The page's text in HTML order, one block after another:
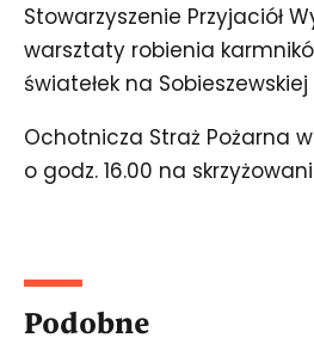
Stowarzyszenie Przyjaciół
warsztaty robienia
światełek na
Ochotnicza Straż Pożarna
o godz. 16.00 na
Podobne